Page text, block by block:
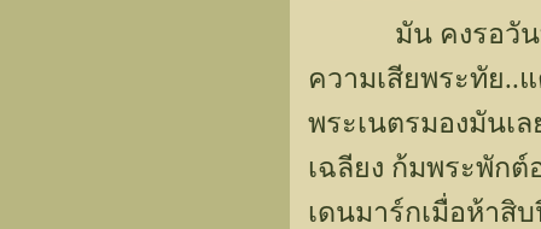
มัน คงรอวันที่จ
ความเสียพระทัย..
พระเนตรมองมันเ
เฉลียง ก้มพระพัก
เดนมาร์กเมื่อห้าสิ